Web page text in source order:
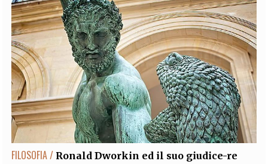
FILOSOFIA / Ronald Dworkin ed il suo giudice-re